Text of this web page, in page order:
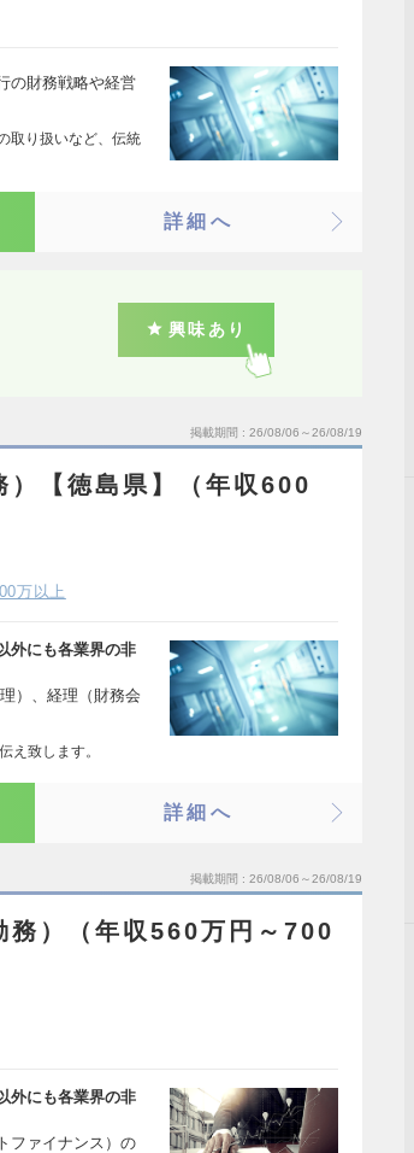
の財務戦略や経営
取り扱いなど、伝統
詳細へ
興味あり
掲載期間 26/08/06～26/08/19
）【徳島県】（年収600
万以上
外にも各業界の非
）、経理（財務会
え致します。
詳細へ
掲載期間 26/08/06～26/08/19
務）（年収560万円～700
外にも各業界の非
ファイナンス）の